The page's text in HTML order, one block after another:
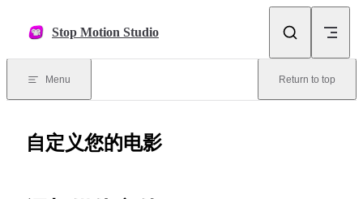
Stop Motion Studio
Menu Return to top
自定义您的电影